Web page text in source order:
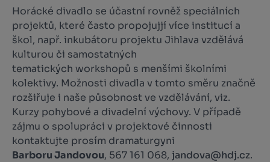
Horácké divadlo se účastní rovněž speciálních
projektů, které často propojujjí více institucí a
škol, např. inkubátoru projektu Jihlava vzdělává
kulturou či samostatných
tematických workshopů s menšími školními
kolektivy. Možnosti divadla v tomto směru značně
rozšiřuje i naše působnost ve vzdělávání, viz.
Kurzy pohybové a divadelní výchovy. V případě
zájmu o spolupráci v projektové činnosti
kontaktujte prosím dramaturgyni
Barboru Jandovou, 567 161 068, jandova@hdj.cz.